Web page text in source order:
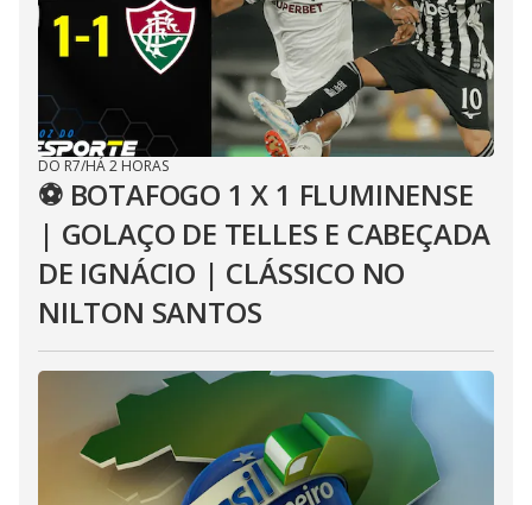
DO R7/HÁ 2 HORAS
⚽ BOTAFOGO 1 X 1 FLUMINENSE
| GOLAÇO DE TELLES E CABEÇADA
DE IGNÁCIO | CLÁSSICO NO
NILTON SANTOS